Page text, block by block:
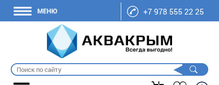
+7 978 555 22 25